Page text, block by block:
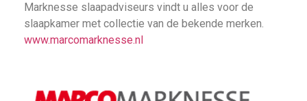
Marknesse slaapadviseurs vindt u alles voor de
slaapkamer met collectie van de bekende merken.
www.marcomarknesse.nl